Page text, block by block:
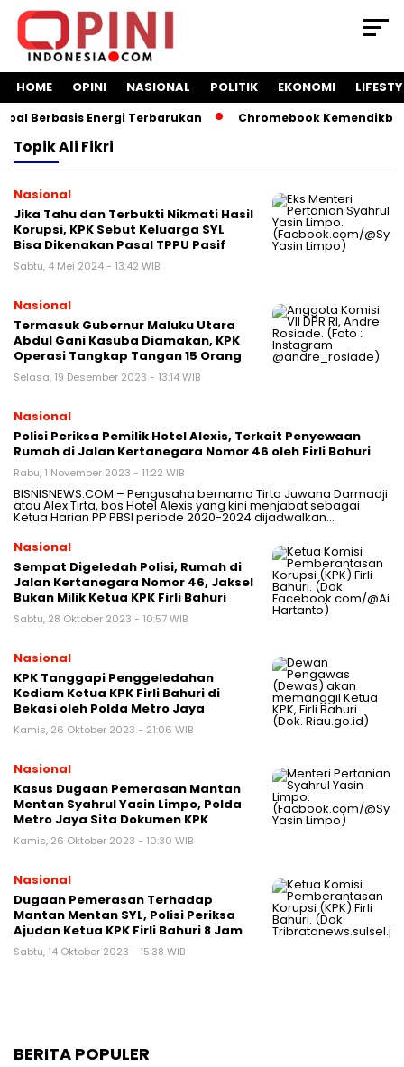
HOME OPINI NASIONAL POLITIK EKONOMI
Berbasis Energi Terbarukan Chromebook
TopikAli Fikri
Nasional
Jika Tahu dan Terbukti Nikmati Hasil
Korupsi, KPK Sebut Keluarga SYL
Bisa Dikenakan Pasal TPPU Pasif
Sabtu, 4 Mei 2024 - 13:42 WIB
Nasional
Termasuk Gubernur Maluku Utara
Abdul Gani Kasuba Diamakan, KPK
Operasi Tangkap Tangan 15 Orang
Selasa, 19 Desember 2023 - 13:14 WIB
Nasional
Polisi Periksa Pemilik Hotel Alexis, Terkait Penyewaan
Rumah di Jalan Kertanegara Nomor 46 oleh Firli Bahuri
Rabu, 1 November 2023 - 11:22 WIB
BISNISNEWS.COM – Pengusaha bernama Tirta Juwana Darmadji
atau Alex Tirta, bos Hotel Alexis yang kini menjabat sebagai
Ketua Harian PP PBSI periode 2020-2024 dijadwalkan…
Nasional
Sempat Digeledah Polisi, Rumah di
Jalan Kertanegara Nomor 46, Jaksel
Bukan Milik Ketua KPK Firli Bahuri
Sabtu, 28 Oktober 2023 - 10:57 WIB
Nasional
KPK Tanggapi Penggeledahan
Kediam Ketua KPK Firli Bahuri di
Bekasi oleh Polda Metro Jaya
Kamis, 26 Oktober 2023 - 21:06 WIB
Nasional
Kasus Dugaan Pemerasan Mantan
Mentan Syahrul Yasin Limpo, Polda
Metro Jaya Sita Dokumen KPK
Kamis, 26 Oktober 2023 - 10:30 WIB
Nasional
Dugaan Pemerasan Terhadap
Mantan Mentan SYL, Polisi Periksa
Ajudan Ketua KPK Firli Bahuri 8 Jam
Sabtu, 14 Oktober 2023 - 15:38 WIB
BERITA POPULER